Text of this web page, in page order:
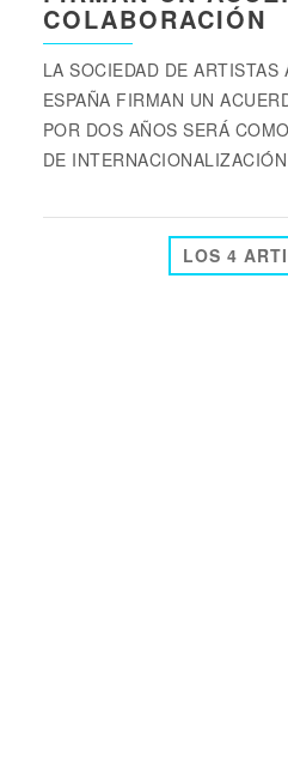
COLABORACIÓN
LA SOCIEDAD DE ARTISTAS
ESPAÑA FIRMAN UN
POR DOS AÑOS SERÁ
DE
LOS 4